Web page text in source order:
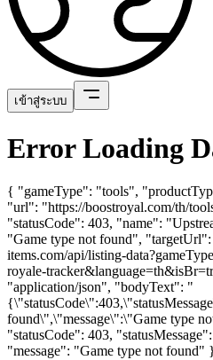
เข้าสู่ระบบ
Error Loading
{ "gameType": "tools",
"url": "https://boostroyal.com/th/
"statusCode": 403, "name":
"Game type not found",
items.com/api/listing-
royale-
"application/json", "bodyText": "
found\",\"message\":\"Game type
"statusCode": 403,
"message": "Game type not found"